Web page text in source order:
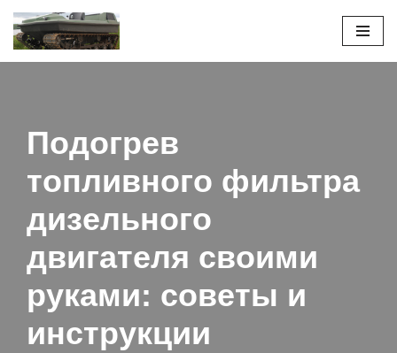
Перейти
Подогрев
топливного фильтра
дизельного
двигателя своими
руками: советы и
инструкции